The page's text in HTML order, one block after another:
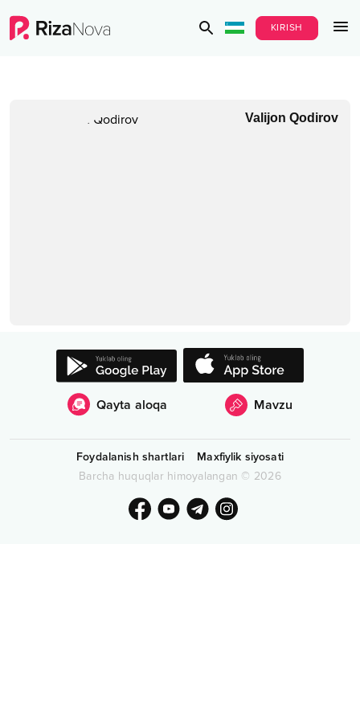
KIRISH
Valijon Qodirov
Qayta aloqa Mavzu
Foydalanish shartlari
Maxfiylik siyosati
Barcha huquqlar himoyalangan © 2026